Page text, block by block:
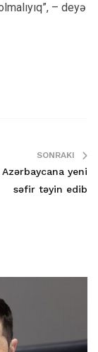
– deyə
SONRAKI
Azərbaycana yeni
səfir təyin edib